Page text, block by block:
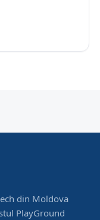
din Moldova
PlayGround